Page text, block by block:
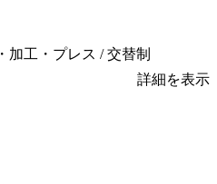
加工・プレス / 交替制
詳細を表示